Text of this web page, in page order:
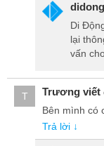
Di
lại
vấn
T Trương viết
Bên mình có
Trả lời ↓